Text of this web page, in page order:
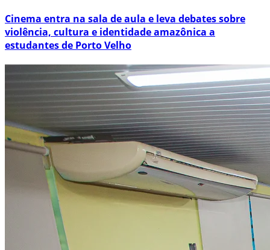
Cinema entra na sala de aula e leva debates sobre
violência, cultura e identidade amazônica a
estudantes de Porto Velho